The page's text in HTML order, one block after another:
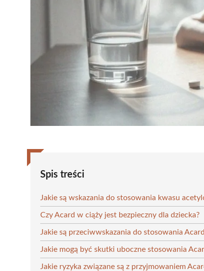
Spis treści
Jakie są wskazania do stosowania kwasu
Czy Acard w ciąży jest bezpieczny dla dziecka?
Jakie są przeciwwskazania do stosowania
Jakie mogą być skutki uboczne stosowania
Jakie ryzyka związane są z przyjmowaniem